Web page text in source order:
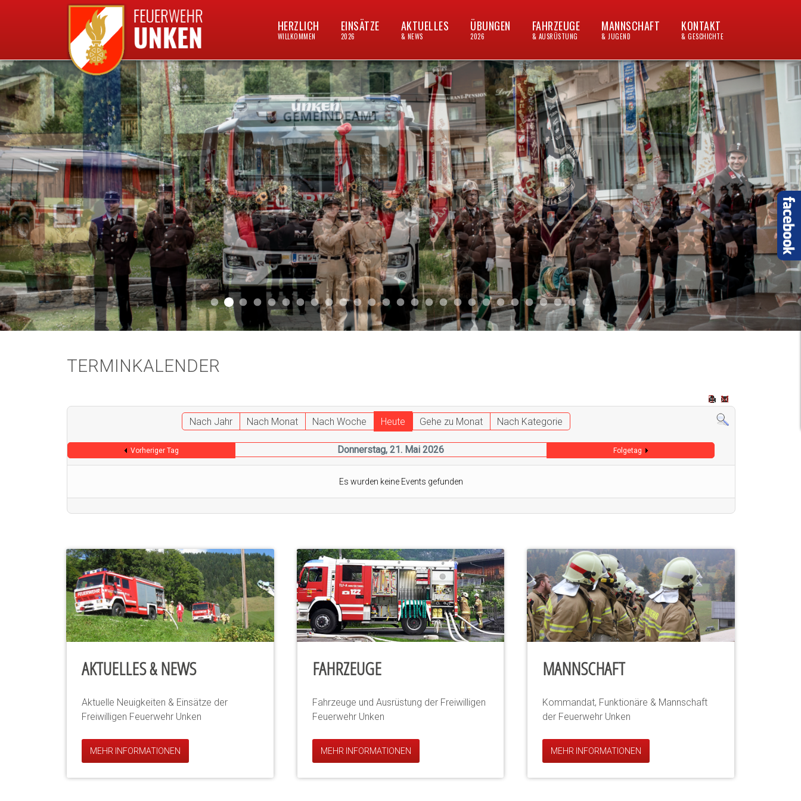
HERZLICH
WILLKOMMEN
EINSÄTZE
2026
AKTUELLES
& NEWS
ÜBUNGEN
2026
FAHRZEUGE
& AUSRÜSTUNG
MANNSCHAFT
& JUGEND
KONTAKT
& GESCHICHTE
Aktuell 046Aktuell 047
Start 011Aktuell 044
Aktuell 043
Aktuell 041
Aktuell 042
Aktuell 035
Aktuell 031
Aktuell 032
Aktuell 033
Aktuell 029
Aktuell 027
Aktuell 026
Start 013Aktuell 024
Aktuell 019
Auto 010Start 010
Start 002Auto 002Auto 009Auto 006Start 008Start 005
Start 003Start 006
TERMINKALENDER
Nach Jahr Nach Monat Nach Woche Heute Gehe zu Monat Nach Kategorie
Vorheriger Tag Donnerstag, 21. Mai 2026 Folgetag
Es wurden keine Events gefunden
AKTUELLES & NEWS
Aktuelle Neuigkeiten & Einsätze der
Freiwilligen Feuerwehr Unken
MEHR INFORMATIONEN
FAHRZEUGE
Fahrzeuge und Ausrüstung der Freiwilligen
Feuerwehr Unken
MEHR INFORMATIONEN
MANNSCHAFT
Kommandat, Funktionäre & Mannschaft
der Feuerwehr Unken
MEHR INFORMATIONEN